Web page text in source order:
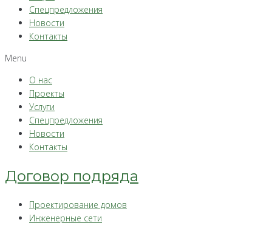
Спецпредложения
Новости
Контакты
Menu
О нас
Проекты
Услуги
Спецпредложения
Новости
Контакты
Договор подряда
Проектирование домов
Инженерные сети